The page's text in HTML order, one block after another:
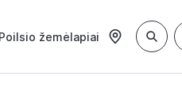
Poilsio žemėlapiai